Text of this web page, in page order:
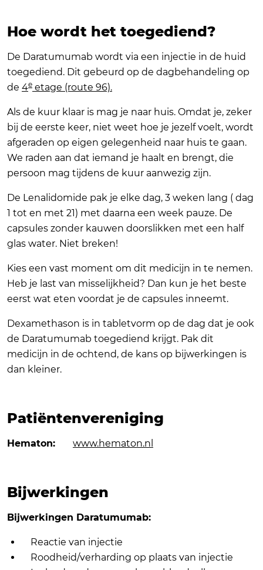
Hoe wordt het toegediend?
De Daratumumab wordt via een injectie in de huid
toegediend. Dit gebeurd op de dagbehandeling op
de 4e etage (route 96).
Als de kuur klaar is mag je naar huis. Omdat je, zeker
bij de eerste keer, niet weet hoe je jezelf voelt, wordt
afgeraden op eigen gelegenheid naar huis te gaan.
We raden aan dat iemand je haalt en brengt, die
persoon mag tijdens de kuur aanwezig zijn.
De Lenalidomide pak je elke dag, 3 weken lang ( dag
1 tot en met 21) met daarna een week pauze. De
capsules zonder kauwen doorslikken met een half
glas water. Niet breken!
Kies een vast moment om dit medicijn in te nemen.
Heb je last van misselijkheid? Dan kun je het beste
eerst wat eten voordat je de capsules inneemt.
Dexamethason is in tabletvorm op de dag dat je ook
de Daratumumab toegediend krijgt. Pak dit
medicijn in de ochtend, de kans op bijwerkingen is
dan kleiner.
Patiëntenvereniging
Hematon: www.hematon.nl
Bijwerkingen
Bijwerkingen Daratumumab:
Reactie van injectie
Roodheid/verharding op plaats van injectie